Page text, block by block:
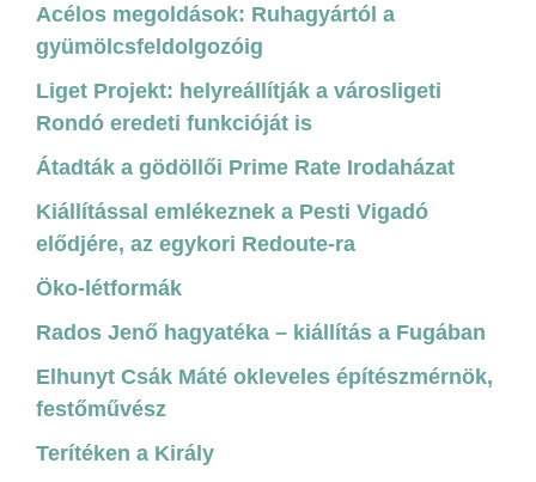
Acélos megoldások: Ruhagyártól a
gyümölcsfeldolgozóig
Liget Projekt: helyreállítják a városligeti
Rondó eredeti funkcióját is
Átadták a gödöllői Prime Rate Irodaházat
Kiállítással emlékeznek a Pesti Vigadó
elődjére, az egykori Redoute-ra
Öko-létformák
Rados Jenő hagyatéka – kiállítás a Fugában
Elhunyt Csák Máté okleveles építészmérnök,
festőművész
Terítéken a Király